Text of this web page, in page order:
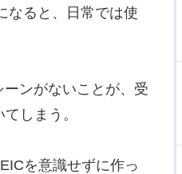
なると、日常では使
ンがないことが、受
しまう。
を意識せずに作っ